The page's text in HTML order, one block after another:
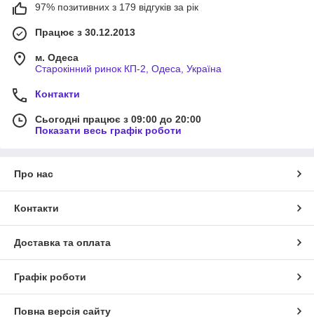
97% позитивних з 179 відгуків за рік
Працює з 30.12.2013
м. Одеса
Старокінний ринок КП-2, Одеса, Україна
Контакти
Сьогодні працює з 09:00 до 20:00
Показати весь графік роботи
Про нас
Контакти
Доставка та оплата
Графік роботи
Повна версія сайту